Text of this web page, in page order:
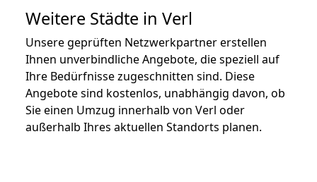
Weitere Städte in Verl
Unsere geprüften Netzwerkpartner erstellen
Ihnen unverbindliche Angebote, die speziell auf
Ihre Bedürfnisse zugeschnitten sind. Diese
Angebote sind kostenlos, unabhängig davon, ob
Sie einen Umzug innerhalb von Verl oder
außerhalb Ihres aktuellen Standorts planen.